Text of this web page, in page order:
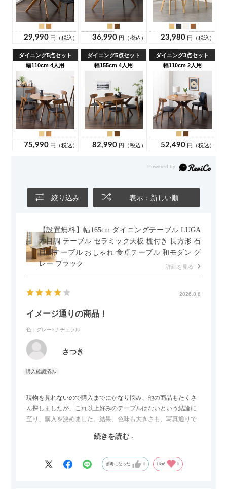
るため、性質について十分ご理解ください。
・デスク天
板等の上で直接文字を書くと、跡が残ることがありま
・直接熱いカップや濡れたもを置くと、表面に跡が
つくことがあります。・日光の当たる場所や冷暖房器具
の近くでの使用すると歪み、割れ、反りが発生すること
があります。・日光の当たる場所への設置、水に濡れた
状態で長時間の放置すると、変色、変形等が発生するこ
とがあります。・天板の上にビニールやプラスチックを
直接置くと、軟化やべたつきが発生することがありま
す。・自然素材のため、木目、色味には個体差がありま
す。
絞り込み 表示：新しい順
【設置無料】幅165cm ダイニングテーブル LUGA
木目調 テーブル セラミック天板 棚付き 長方形 石
目調テーブル おしゃれ 食卓テーブル 和モダン グ
レー ブラック
詳細を見る
2026.8.6
イメージ通りの商品！
色：グレー×ナチュラル
さつき
現物を見れないので購入までにかなり悩み、他の商品もたくさ
ん探しましたが、これ以上好みのテーブルはないという結論に
至り、購入を決めました。結果、色味も大きさも、写真通りで
セラミック天板が思った以上に滑りが良く、汚れも拭きやすい
はいけないかもしれません。天板が冷たいので冬にどうなるの
かなというのも気になります。
続きを読む
参考になった 0 Like! 0